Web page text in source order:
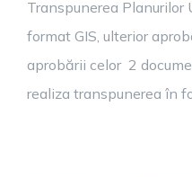
Transpunerea
format GIS, ulterior
aprobării celor 2
realiza transpunerea în